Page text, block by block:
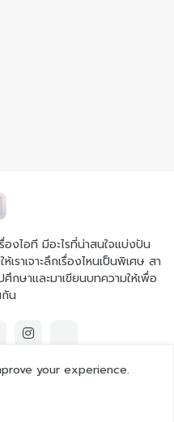
งไอที มีอะไรที่น่าสนใจแบ่งปัน
ราเจาะลึกเรื่องไหนเป็นพิเศษ สา
ศึกษาและมาเขียนบทความให้เพื่อ
น
your experience.